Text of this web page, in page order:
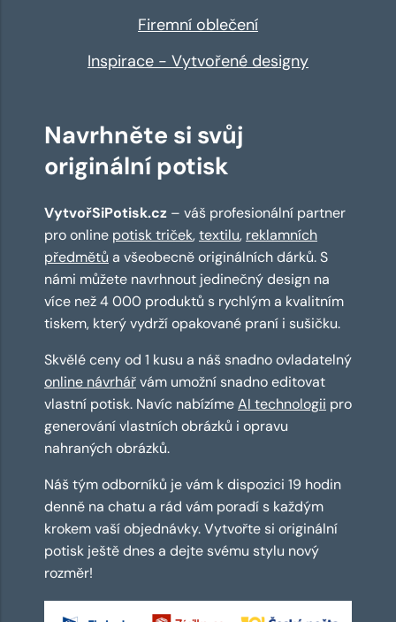
Firemní oblečení
Inspirace - Vytvořené designy
Navrhněte si svůj
originální potisk
VytvořSiPotisk.cz – váš profesionální partner
pro online potisk triček,textilu, reklamních
předmětů a všeobecně originálních dárků. S
námi můžete navrhnout jedinečný design na
více než 4 000 produktů s rychlým a kvalitním
tiskem, který vydrží opakované praní i sušičku.
Skvělé ceny od 1 kusu a náš snadno ovladatelný
online návrhářvám umožní snadno editovat
vlastní potisk. Navíc nabízímeAI technologii pro
generování vlastních obrázků i opravu
nahraných obrázků.
Náš tým odborníků je vám k dispozici 19 hodin
denně na chatu a rád vám poradí s každým
krokem vaší objednávky. Vytvořte si originální
potisk ještě dnes a dejte svému stylu nový
rozměr!